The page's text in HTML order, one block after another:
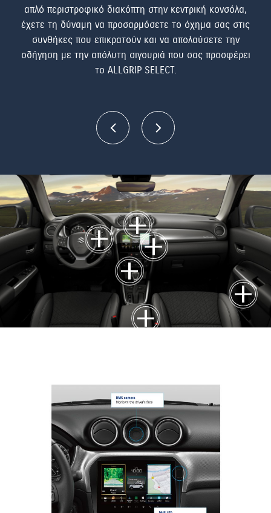
απλό περιστροφικό διακόπτη στην κεντρική κονσόλα,
έχετε τη δύναμη να προσαρμόσετε το όχημα σας στις
συνθήκες που επικρατούν και να απολαύσετε την
οδήγηση με την απόλυτη σιγουριά που σας προσφέρει
το ALLGRIP SELECT.